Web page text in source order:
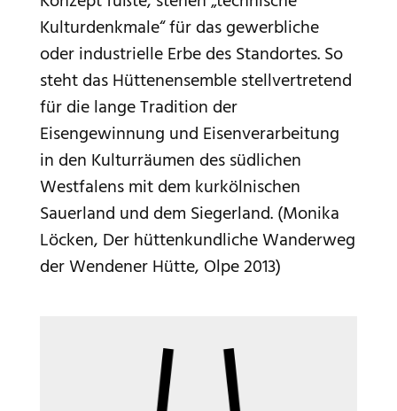
Kulturdenkmale“ für das gewerbliche
oder industrielle Erbe des Standortes. So
steht das Hüttenensemble stellvertretend
für die lange Tradition der
Eisengewinnung und Eisenverarbeitung
in den Kulturräumen des südlichen
Westfalens mit dem kurkölnischen
Sauerland und dem Siegerland. (Monika
Löcken, Der hüttenkundliche Wanderweg
der Wendener Hütte, Olpe 2013)